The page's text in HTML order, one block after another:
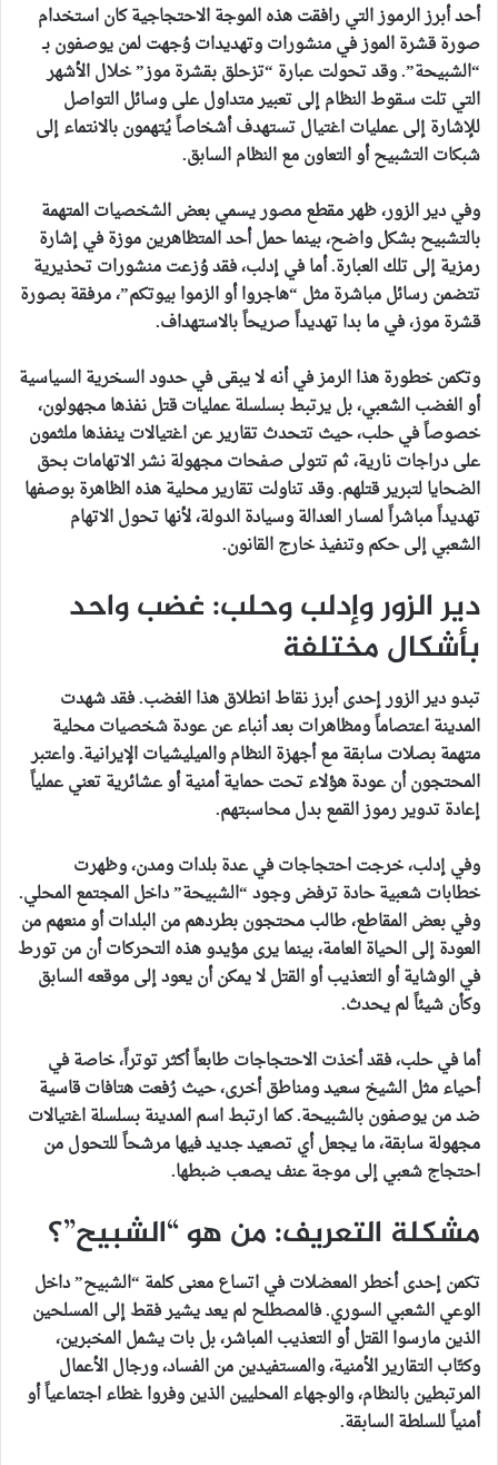
أحد أبرز الرموز التي رافقت هذه الموجة الاحتجاجية كان استخدام
صورة قشرة الموز في منشورات وتهديدات وُجهت لمن يوصفون بـ
“الشبيحة”. وقد تحولت عبارة “تزحلق بقشرة موز” خلال الأشهر
التي تلت سقوط النظام إلى تعبير متداول على وسائل التواصل
للإشارة إلى عمليات اغتيال تستهدف أشخاصاً يُتهمون بالانتماء إلى
شبكات التشبيح أو التعاون مع النظام السابق.
وفي دير الزور، ظهر مقطع مصور يسمي بعض الشخصيات المتهمة
بالتشبيح بشكل واضح، بينما حمل أحد المتظاهرين موزة في إشارة
رمزية إلى تلك العبارة. أما في إدلب، فقد وُزعت منشورات تحذيرية
تتضمن رسائل مباشرة مثل “هاجروا أو الزموا بيوتكم”، مرفقة بصورة
قشرة موز، في ما بدا تهديداً صريحاً بالاستهداف.
وتكمن خطورة هذا الرمز في أنه لا يبقى في حدود السخرية السياسية
أو الغضب الشعبي، بل يرتبط بسلسلة عمليات قتل نفذها مجهولون،
خصوصاً في حلب، حيث تتحدث تقارير عن اغتيالات ينفذها ملثمون
على دراجات نارية، ثم تتولى صفحات مجهولة نشر الاتهامات بحق
الضحايا لتبرير قتلهم. وقد تناولت تقارير محلية هذه الظاهرة بوصفها
تهديداً مباشراً لمسار العدالة وسيادة الدولة، لأنها تحول الاتهام
الشعبي إلى حكم وتنفيذ خارج القانون.
دير الزور وإدلب وحلب: غضب واحد
بأشكال مختلفة
تبدو دير الزور إحدى أبرز نقاط انطلاق هذا الغضب. فقد شهدت
المدينة اعتصاماً ومظاهرات بعد أنباء عن عودة شخصيات محلية
متهمة بصلات سابقة مع أجهزة النظام والميليشيات الإيرانية. واعتبر
المحتجون أن عودة هؤلاء تحت حماية أمنية أو عشائرية تعني عملياً
إعادة تدوير رموز القمع بدل محاسبتهم.
وفي إدلب، خرجت احتجاجات في عدة بلدات ومدن، وظهرت
خطابات شعبية حادة ترفض وجود “الشبيحة” داخل المجتمع المحلي.
وفي بعض المقاطع، طالب محتجون بطردهم من البلدات أو منعهم من
العودة إلى الحياة العامة، بينما يرى مؤيدو هذه التحركات أن من تورط
في الوشاية أو التعذيب أو القتل لا يمكن أن يعود إلى موقعه السابق
وكأن شيئاً لم يحدث.
أما في حلب، فقد أخذت الاحتجاجات طابعاً أكثر توتراً، خاصة في
أحياء مثل الشيخ سعيد ومناطق أخرى، حيث رُفعت هتافات قاسية
ضد من يوصفون بالشبيحة. كما ارتبط اسم المدينة بسلسلة اغتيالات
مجهولة سابقة، ما يجعل أي تصعيد جديد فيها مرشحاً للتحول من
احتجاج شعبي إلى موجة عنف يصعب ضبطها.
مشكلة التعريف: من هو “الشبيح”؟
تكمن إحدى أخطر المعضلات في اتساع معنى كلمة “الشبيح” داخل
الوعي الشعبي السوري. فالمصطلح لم يعد يشير فقط إلى المسلحين
الذين مارسوا القتل أو التعذيب المباشر، بل بات يشمل المخبرين،
وكتّاب التقارير الأمنية، والمستفيدين من الفساد، ورجال الأعمال
المرتبطين بالنظام، والوجهاء المحليين الذين وفروا غطاء اجتماعياً أو
أمنياً للسلطة السابقة.